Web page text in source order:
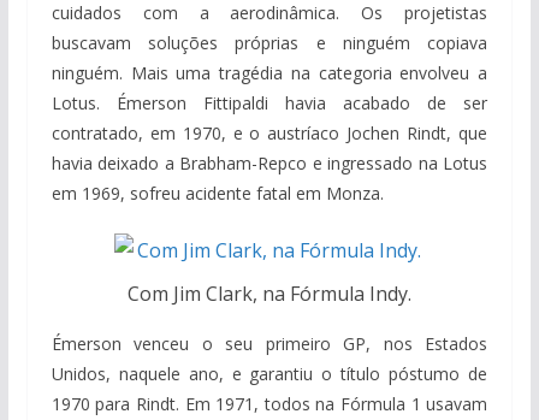
cuidados com a aerodinâmica. Os projetistas
buscavam soluções próprias e ninguém copiava
ninguém. Mais uma tragédia na categoria envolveu a
Lotus. Émerson Fittipaldi havia acabado de ser
contratado, em 1970, e o austríaco Jochen Rindt, que
havia deixado a Brabham-Repco e ingressado na Lotus
em 1969, sofreu acidente fatal em Monza.
Com Jim Clark, na Fórmula Indy.
Émerson venceu o seu primeiro GP, nos Estados
Unidos, naquele ano, e garantiu o título póstumo de
1970 para Rindt. Em 1971, todos na Fórmula 1 usavam